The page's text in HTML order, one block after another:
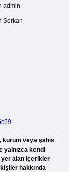
admin
Serkan
veya şahıs
yalnızca kendi
yer alan içerikler
hakkında